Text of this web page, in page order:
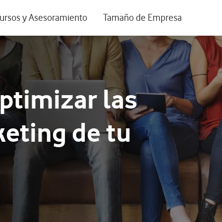
y Asesoramiento
de Innovación
Visión
y Estudios
de clientes
y webinars
Tamaño de Empresa
Ir a Autónomos y Negocios
Ir a Pequeñas y Medianas
Ir a Grandes Empresas y AA.PP.
las
de tu